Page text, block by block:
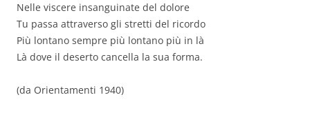
Nelle viscere insanguinate del dolore
Tu passa attraverso gli stretti del ricordo
Più lontano sempre più lontano più in là
Là dove il deserto cancella la sua forma.
(da Orientamenti 1940)